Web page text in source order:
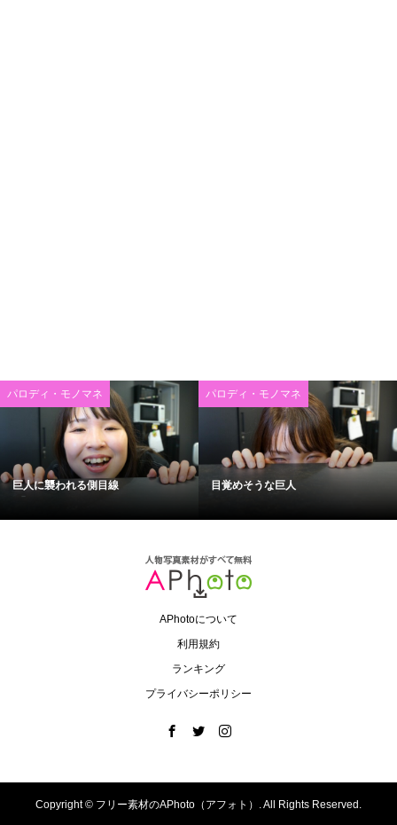
パロディ・モノマネ
巨人に襲われる側目線
パロディ・モノマネ
目覚めそうな巨人
APhotoについて
利用規約
ランキング
プライバシーポリシー
Copyright © フリー素材のAPhoto（アフォト）. All Rights Reserved.